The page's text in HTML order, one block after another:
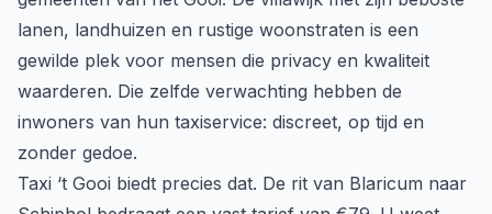
lanen, landhuizen en rustige woonstraten is een
gewilde plek voor mensen die privacy en kwaliteit
waarderen. Die zelfde verwachting hebben de
inwoners van hun taxiservice: discreet, op tijd en
zonder gedoe.
Taxi ‘t Gooi biedt precies dat. De rit van Blaricum naar